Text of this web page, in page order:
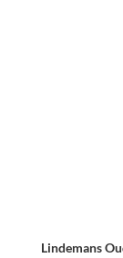
Lindemans